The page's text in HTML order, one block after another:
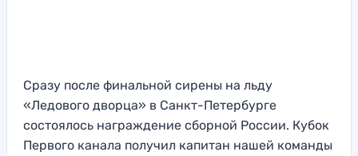
Сразу после финальной сирены на льду
«Ледового дворца» в Санкт-Петербурге
состоялось награждение сборной России. Кубок
Первого канала получил капитан нашей команды